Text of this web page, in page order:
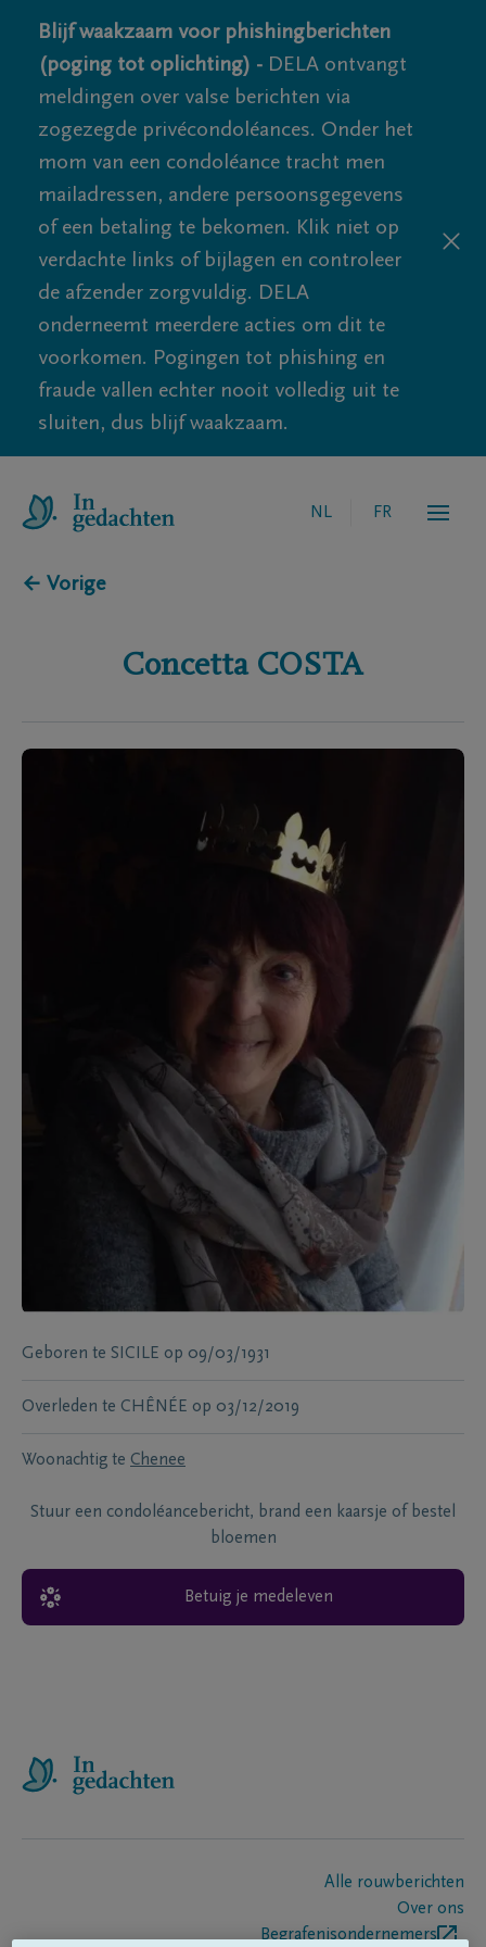
Blijf waakzaam voor phishingberichten
(poging tot oplichting) - DELA ontvangt
meldingen over valse berichten via
zogezegde privécondoléances. Onder het
mom van een condoléance tracht men
mailadressen, andere persoonsgegevens
of een betaling te bekomen. Klik niet op
verdachte links of bijlagen en controleer
de afzender zorgvuldig. DELA
onderneemt meerdere acties om dit te
voorkomen. Pogingen tot phishing en
fraude vallen echter nooit volledig uit te
sluiten, dus blijf waakzaam.
NL FR
← Vorige
Concetta COSTA
Geboren te SICILE op 09/03/1931
Overleden te CHÊNÉE op 03/12/2019
Woonachtig te Chenee
Stuur een condoléancebericht, brand een kaarsje of bestel
bloemen
Betuig je medeleven
Alle rouwberichten
Over ons
Begrafenisondernemers